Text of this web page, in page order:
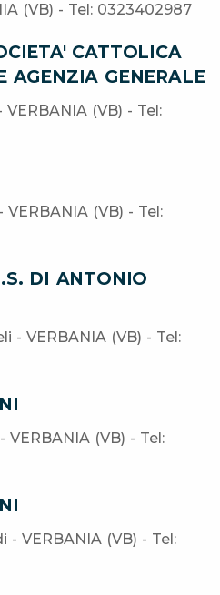
(VB) - Tel: 0323402987
CATTOLICA
AGENZIA GENERALE
(VB) - Tel:
(VB) - Tel:
DI ANTONIO
- VERBANIA (VB) - Tel:
VERBANIA (VB) - Tel:
- VERBANIA (VB) - Tel: